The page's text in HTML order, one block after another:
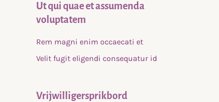
Ut qui quae et assumenda
voluptatem
Rem magni enim occaecati et
Velit fugit eligendi consequatur id
Vrijwilligersprikbord